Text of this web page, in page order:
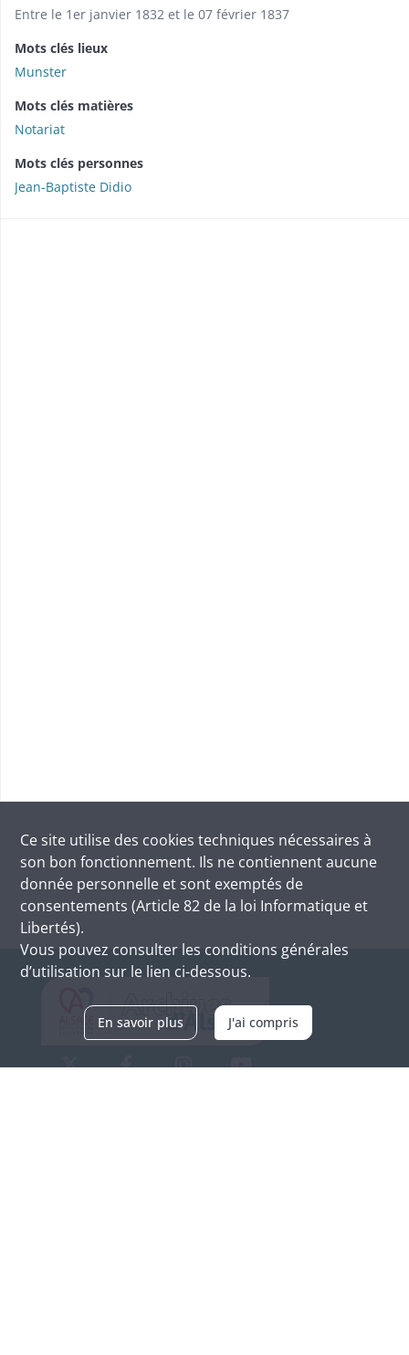
Entre le 1er janvier 1832 et le 07 février 1837
Mots clés lieux
Munster
Mots clés matières
Notariat
Mots clés personnes
Jean-Baptiste Didio
Ce site utilise des cookies techniques nécessaires à
son bon fonctionnement. Ils ne contiennent aucune
donnée personnelle et sont exemptés de
consentements (Article 82 de la loi Informatique et
Libertés).
Vous pouvez consulter les conditions générales
d’utilisation sur le lien ci-dessous.
En savoir plus J'ai compris